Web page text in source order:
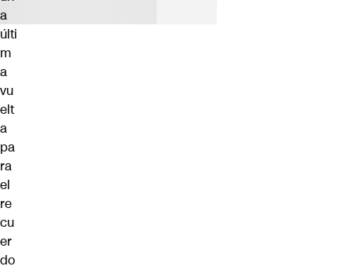
a
últi
m
a
vu
elt
a
pa
ra
el
re
cu
er
do